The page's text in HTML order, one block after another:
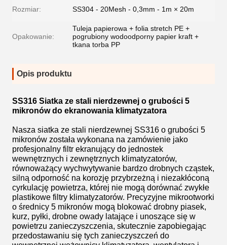
Rozmiar: SS304 - 20Mesh - 0,3mm - 1m × 20m
Opakowanie:
Tuleja papierowa + folia stretch PE +
pogrubiony wodoodporny papier kraft +
tkana torba PP
Opis produktu
SS316 Siatka ze stali nierdzewnej o grubości 5
mikronów do ekranowania klimatyzatora
Nasza siatka ze stali nierdzewnej SS316 o grubości 5
mikronów została wykonana na zamówienie jako
profesjonalny filtr ekranujący do jednostek
wewnętrznych i zewnętrznych klimatyzatorów,
równoważący wychwytywanie bardzo drobnych cząstek,
silną odporność na korozję przybrzeżną i niezakłóconą
cyrkulację powietrza, której nie mogą dorównać zwykłe
plastikowe filtry klimatyzatorów. Precyzyjne mikrootworki
o średnicy 5 mikronów mogą blokować drobny piasek,
kurz, pyłki, drobne owady latające i unoszące się w
powietrzu zanieczyszczenia, skutecznie zapobiegając
przedostawaniu się tych zanieczyszczeń do